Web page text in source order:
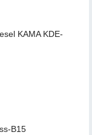
KAMA KDE-
B15